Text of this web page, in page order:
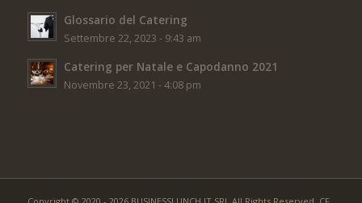
Glossario del Catering
Settembre 22, 2023 - 9:43 am
Catering per Natale e Capodanno 2021
Novembre 23, 2021 - 4:08 pm